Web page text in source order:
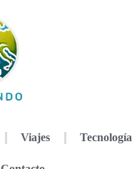
Viajes Tecnología